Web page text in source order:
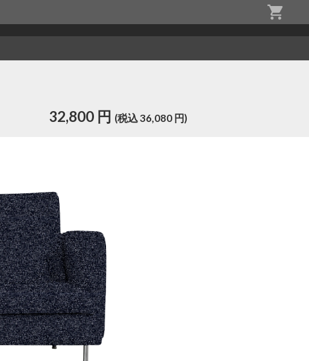
32,800 円 (税込 36,080 円)